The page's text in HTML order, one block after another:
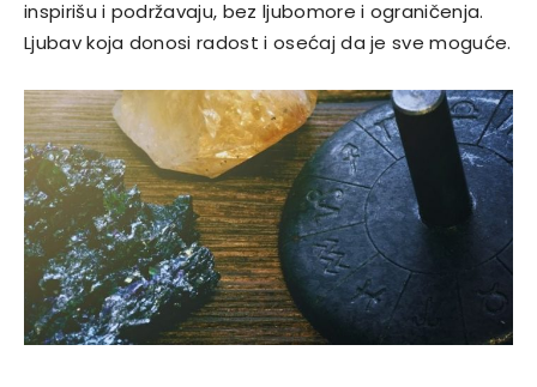
inspirišu i podržavaju, bez ljubomore i ograničenja.
Ljubav koja donosi radost i osećaj da je sve moguće.